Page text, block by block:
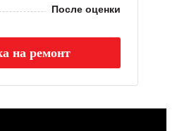
После оценки
на ремонт